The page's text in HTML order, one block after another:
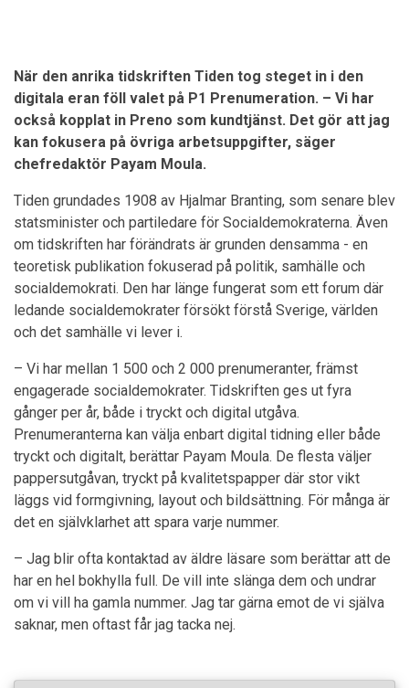
När den anrika tidskriften Tiden tog steget in i den
digitala eran föll valet på P1 Prenumeration. – Vi har
också kopplat in Preno som kundtjänst. Det gör att jag
kan fokusera på övriga arbetsuppgifter, säger
chefredaktör Payam Moula.
Tiden grundades 1908 av Hjalmar Branting, som senare blev
statsminister och partiledare för Socialdemokraterna. Även
om tidskriften har förändrats är grunden densamma - en
teoretisk publikation fokuserad på politik, samhälle och
socialdemokrati. Den har länge fungerat som ett forum där
ledande socialdemokrater försökt förstå Sverige, världen
och det samhälle vi lever i.
– Vi har mellan 1 500 och 2 000 prenumeranter, främst
engagerade socialdemokrater. Tidskriften ges ut fyra
gånger per år, både i tryckt och digital utgåva.
Prenumeranterna kan välja enbart digital tidning eller både
tryckt och digitalt, berättar Payam Moula. De flesta väljer
pappersutgåvan, tryckt på kvalitetspapper där stor vikt
läggs vid formgivning, layout och bildsättning. För många är
det en självklarhet att spara varje nummer.
– Jag blir ofta kontaktad av äldre läsare som berättar att de
har en hel bokhylla full. De vill inte slänga dem och undrar
om vi vill ha gamla nummer. Jag tar gärna emot de vi själva
saknar, men oftast får jag tacka nej.